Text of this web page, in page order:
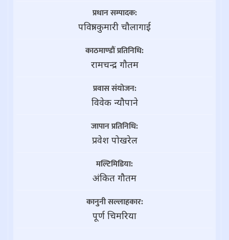
प्रधान सम्पादक:
पवित्रा कुमारी चौलागाई
काठमाण्डौं प्रतिनिधि:
रामचन्द्र गाैतम
प्रवास संयोजन:
विवेक न्यौपाने
जापान प्रतिनिधि:
प्रवेश पोखरेल
मल्टिमिडिया:
अंकित गौतम
कानुनी सल्लाहकार:
पूर्ण चिमरिया